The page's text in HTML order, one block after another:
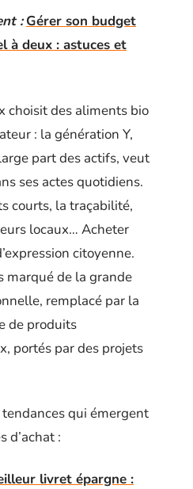
: Gérer son budget
à deux : astuces et
choisit des aliments bio
: la génération Y,
part des actifs, veut
ses actes quotidiens.
courts, la traçabilité,
locaux… Acheter
citoyenne.
marqué de la grande
remplacé par la
de produits
portés par des projets
qui émergent
d’achat :
livret épargne :